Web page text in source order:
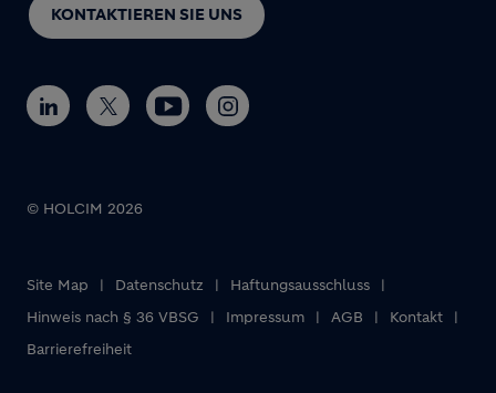
KONTAKTIEREN SIE UNS
Footer bottom
© HOLCIM 2026
Site Map Datenschutz
Haftungsausschluss
Hinweis nach § 36 VBSG
Impressum AGB
Kontakt
Barrierefreiheit